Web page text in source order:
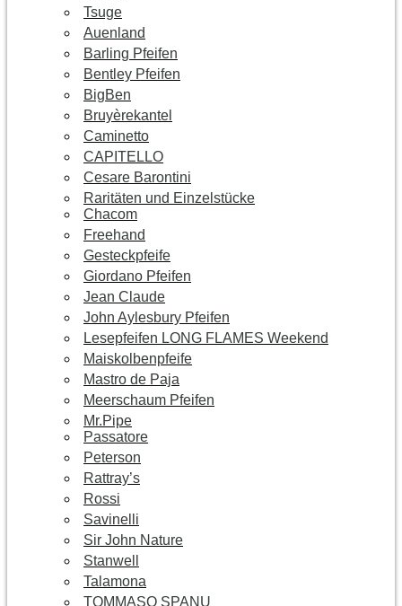
Tsuge
Auenland
Barling Pfeifen
Bentley Pfeifen
BigBen
Bruyèrekantel
Caminetto
CAPITELLO
Cesare Barontini
Raritäten und Einzelstücke
Chacom
Freehand
Gesteckpfeife
Giordano Pfeifen
Jean Claude
John Aylesbury Pfeifen
Lesepfeifen LONG FLAMES Weekend
Maiskolbenpfeife
Mastro de Paja
Meerschaum Pfeifen
Mr.Pipe
Passatore
Peterson
Rattray’s
Rossi
Savinelli
Sir John Nature
Stanwell
Talamona
TOMMASO SPANU